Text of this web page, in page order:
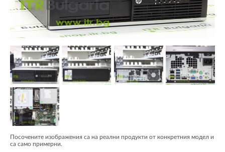
Посочените изображения са на реални продукти от конкретния модел и
са само примерни.